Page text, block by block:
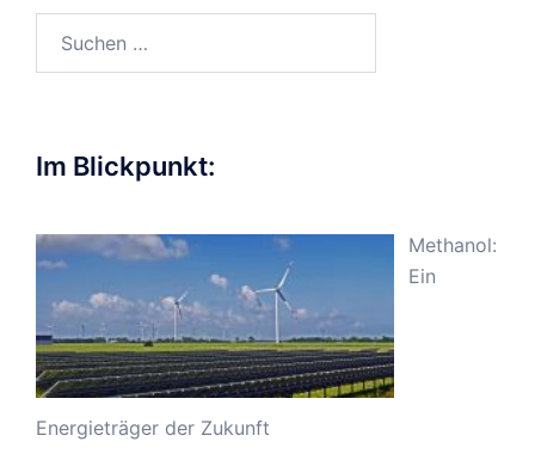
nach:
Im Blickpunkt:
Methanol:
Ein
Energieträger der Zukunft